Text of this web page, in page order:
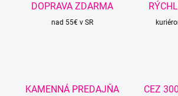
DOPRAVA ZDARMA
nad 55€ v SR
KAMENNÁ PREDAJŇA
CEZ